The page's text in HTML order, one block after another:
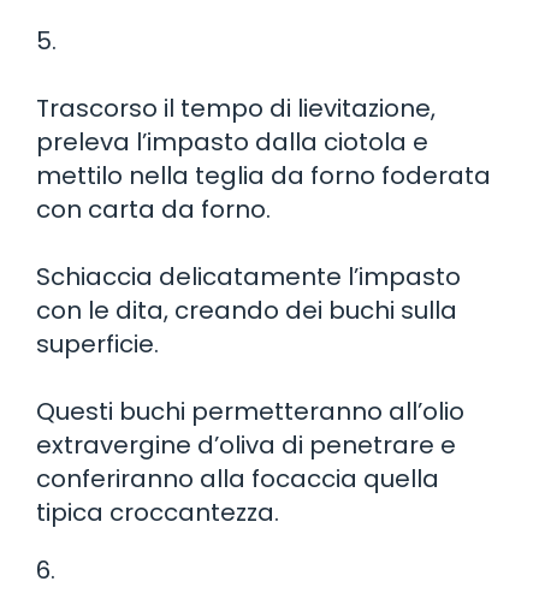
5.
Trascorso il tempo di lievitazione,
preleva l’impasto dalla ciotola e
mettilo nella teglia da forno foderata
con carta da forno.
Schiaccia delicatamente l’impasto
con le dita, creando dei buchi sulla
superficie.
Questi buchi permetteranno all’olio
extravergine d’oliva di penetrare e
conferiranno alla focaccia quella
tipica croccantezza.
6.